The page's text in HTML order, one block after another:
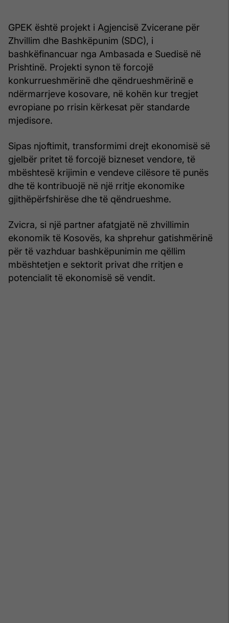
GPEK është projekt i Agjencisë Zvicerane për
Zhvillim dhe Bashkëpunim (SDC), i
bashkëfinancuar nga Ambasada e Suedisë në
Prishtinë. Projekti synon të forcojë
konkurrueshmërinë dhe qëndrueshmërinë e
ndërmarrjeve kosovare, në kohën kur tregjet
evropiane po rrisin kërkesat për standarde
mjedisore.
Sipas njoftimit, transformimi drejt ekonomisë së
gjelbër pritet të forcojë bizneset vendore, të
mbështesë krijimin e vendeve cilësore të punës
dhe të kontribuojë në një rritje ekonomike
gjithëpërfshirëse dhe të qëndrueshme.
Zvicra, si një partner afatgjatë në zhvillimin
ekonomik të Kosovës, ka shprehur gatishmërinë
për të vazhduar bashkëpunimin me qëllim
mbështetjen e sektorit privat dhe rritjen e
potencialit të ekonomisë së vendit.